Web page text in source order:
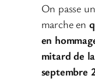
On passe
marche en
en
mitard de
septembre